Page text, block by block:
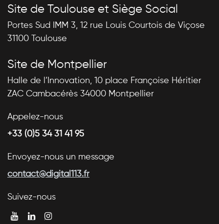
Site de Toulouse et Siège Social
Portes Sud IMM 3, 12 rue Louis Courtois de Viçose
31100 Toulouse
Site de Montpellier
Halle de l’Innovation, 10 place Françoise Héritier
ZAC Cambacérès 34000 Montpellier
Appelez-nous
+33 (0)5 34 31 41 95
Envoyez-nous un message
contact@digital113.fr
Suivez-nous